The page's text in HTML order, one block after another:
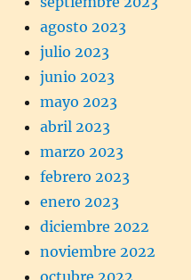
agosto 2023
julio 2023
junio 2023
mayo 2023
abril 2023
marzo 2023
febrero 2023
enero 2023
diciembre 2022
noviembre 2022
octubre 2022